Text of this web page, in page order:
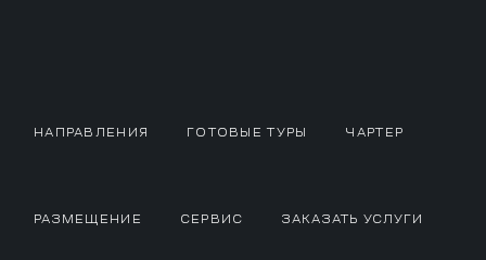
НАПРАВЛЕНИЯ ГОТОВЫЕ ТУРЫ ЧАРТЕР
РАЗМЕЩЕНИЕ СЕРВИС ЗАКАЗАТЬ УСЛУГИ